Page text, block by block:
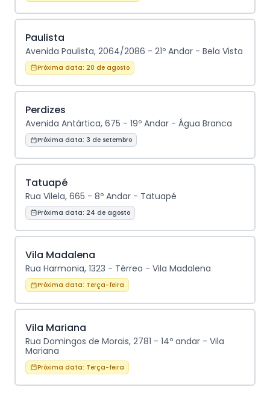
Paulista
Avenida Paulista, 2064/2086 - 21º Andar - Bela Vista
Próxima data: 20 de agosto
Perdizes
Avenida Antártica, 675 - 19º Andar - Água Branca
Próxima data: 3 de setembro
Tatuapé
Rua Vilela, 665 - 8º Andar - Tatuapé
Próxima data: 24 de agosto
Vila Madalena
Rua Harmonia, 1323 - Térreo - Vila Madalena
Próxima data: Terça-feira
Vila Mariana
Rua Domingos de Morais, 2781 - 14º andar - Vila
Mariana
Próxima data: Terça-feira